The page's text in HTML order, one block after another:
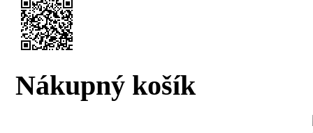
Nákupný košík